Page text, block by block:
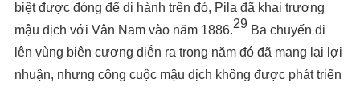
biệt được đóng để di hành trên đó, Pila đã khai trương
mậu dịch với Vân Nam vào năm 1886.29 Ba chuyến đi
lên vùng biên cương diễn ra trong năm đó đã mang lại lợi
nhuận, nhưng công cuộc mậu dịch không được phát triển